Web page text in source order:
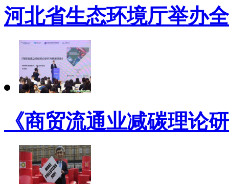
河北省生态环境厅举办
《商贸流通业减碳理论